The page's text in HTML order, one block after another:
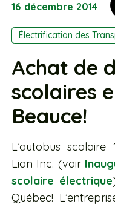
16 décembre 2014
Électrification des
Achat de
scolaires
Beauce!
L’autobus scolaire
Lion Inc. (voir
scolaire électrique
Québec!